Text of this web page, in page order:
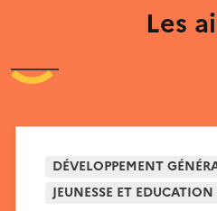
Les
DÉVELOPPEMENT
JEUNESSE ET EDUCATION